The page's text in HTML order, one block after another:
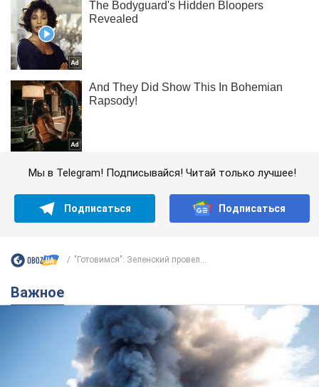
Мы в Telegram! Подписывайся! Читай только лучшее!
Подписаться Подписаться
"Готовимся": Зеленский провел...
Важное